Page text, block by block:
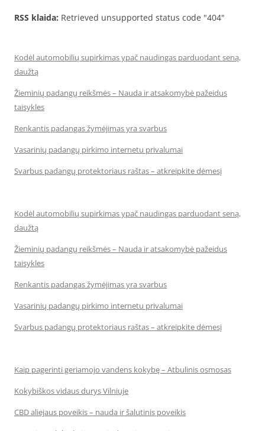
RSS klaida: Retrieved unsupported status code "404"
Kodėl automobilių supirkimas ypač naudingas parduodant seną,
daužtą
Žieminių padangų reikšmės – Nauda ir atsakomybė pažeidus
taisykles
Renkantis padangas žymėjimas yra svarbus
Vasarinių padangų pirkimo internetu privalumai
Svarbus padangų protektoriaus raštas – atkreipkite dėmesį
Kodėl automobilių supirkimas ypač naudingas parduodant seną,
daužtą
Žieminių padangų reikšmės – Nauda ir atsakomybė pažeidus
taisykles
Renkantis padangas žymėjimas yra svarbus
Vasarinių padangų pirkimo internetu privalumai
Svarbus padangų protektoriaus raštas – atkreipkite dėmesį
Kaip pagerinti geriamojo vandens kokybę – Atbulinis osmosas
Kokybiškos vidaus durys Vilniuje
CBD aliejaus poveikis – nauda ir šalutinis poveikis